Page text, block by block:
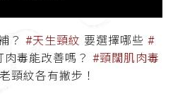
？ #天生頸紋 要選擇哪些 #
肉毒能改善嗎？ #頸闊肌肉毒
頸紋各有撇步！